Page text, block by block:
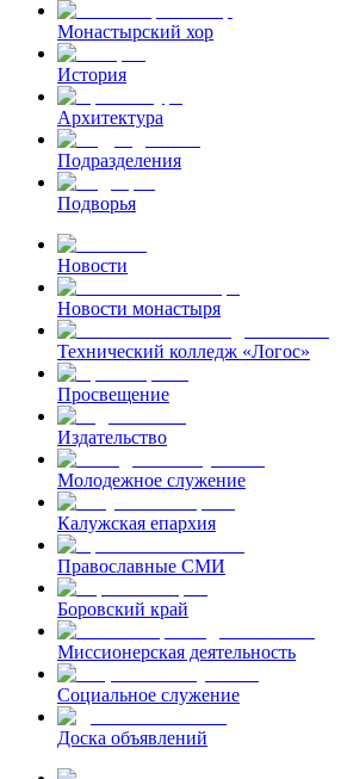
Монастырский хор
История
Архитектура
Подразделения
Подворья
Новости
Новости монастыря
Технический колледж «Логос»
Просвещение
Издательство
Молодежное служение
Калужская епархия
Православные СМИ
Боровский край
Миссионерская деятельность
Социальное служение
Доска объявлений